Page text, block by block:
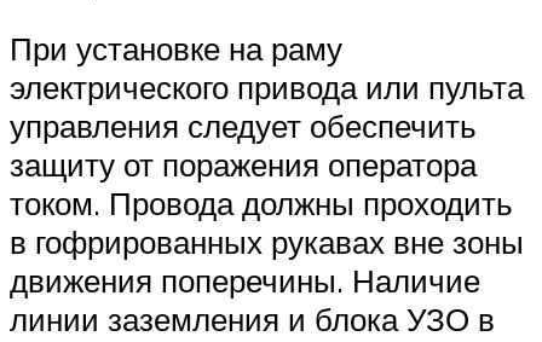
При установке на раму
электрического привода или пульта
управления следует обеспечить
защиту от поражения оператора
током. Провода должны проходить
в гофрированных рукавах вне зоны
движения поперечины. Наличие
линии заземления и блока УЗО в